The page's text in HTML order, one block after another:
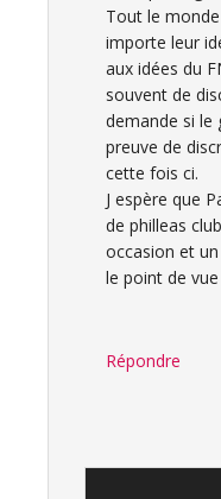
Tout le
importe leur
aux idées du
souvent de
demande si le
preuve de
cette fois ci.
J espère que
de philleas
occasion et
le point de
Répondre